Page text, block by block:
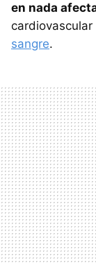
en nada
cardiovascular
sangre.